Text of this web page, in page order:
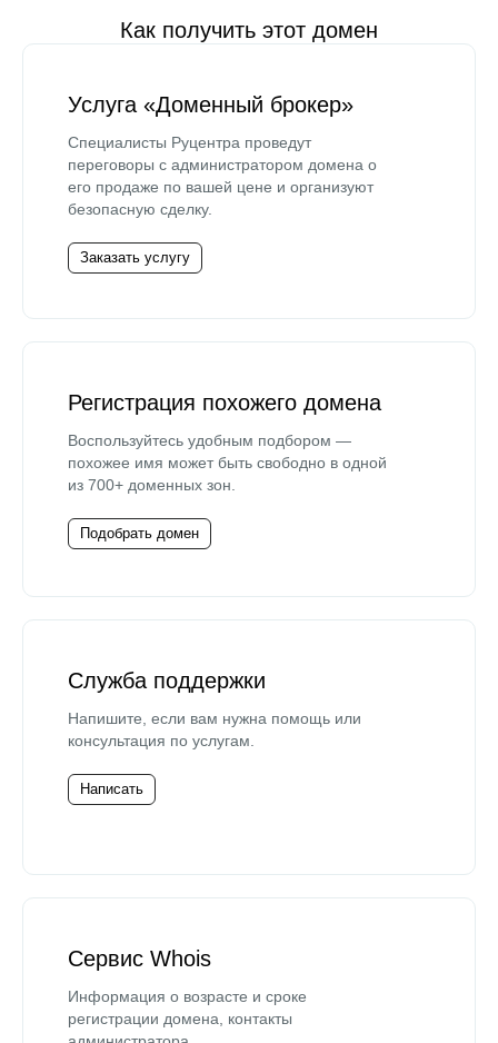
Как получить этот домен
Услуга «Доменный брокер»
Специалисты Руцентра проведут
переговоры с администратором домена о
его продаже по вашей цене и организуют
безопасную сделку.
Заказать услугу
Регистрация похожего домена
Воспользуйтесь удобным подбором —
похожее имя может быть свободно в одной
из 700+ доменных зон.
Подобрать домен
Служба поддержки
Напишите, если вам нужна помощь или
консультация по услугам.
Написать
Сервис Whois
Информация о возрасте и сроке
регистрации домена, контакты